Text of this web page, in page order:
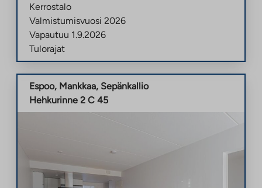
Kerrostalo
Valmistumisvuosi 2026
Vapautuu 1.9.2026
Tulorajat
Espoo, Mankkaa, Sepänkallio
Hehkurinne 2 C 45